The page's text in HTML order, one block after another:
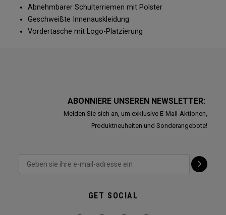
Abnehmbarer Schulterriemen mit Polster
Geschweißte Innenauskleidung
Vordertasche mit Logo-Platzierung
ABONNIERE UNSEREN NEWSLETTER:
Melden Sie sich an, um exklusive E-Mail-Aktionen,
Produktneuheiten und Sonderangebote!
GET SOCIAL